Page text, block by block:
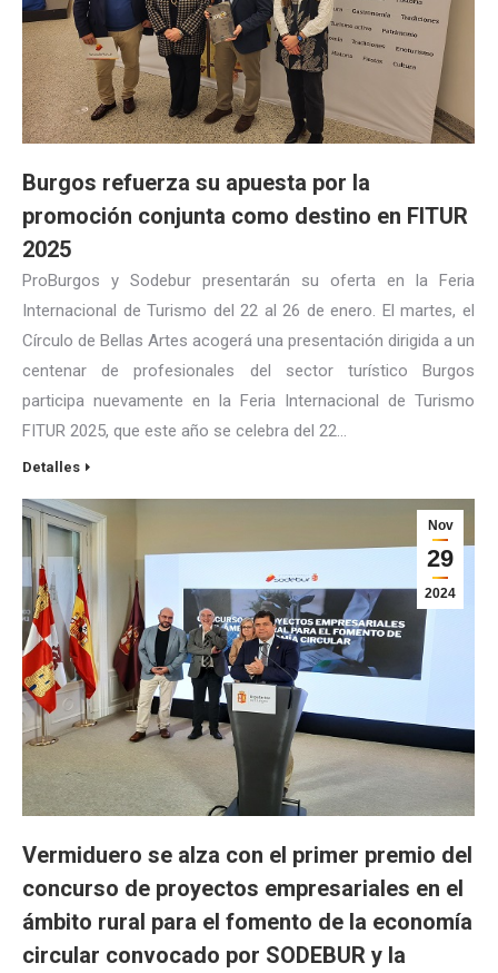
Burgos refuerza su apuesta por la
promoción conjunta como destino en FITUR
2025
ProBurgos y Sodebur presentarán su oferta en la Feria
Internacional de Turismo del 22 al 26 de enero. El martes, el
Círculo de Bellas Artes acogerá una presentación dirigida a un
centenar de profesionales del sector turístico Burgos
participa nuevamente en la Feria Internacional de Turismo
FITUR 2025, que este año se celebra del 22…
Detalles
Nov
29
2024
Vermiduero se alza con el primer premio del
concurso de proyectos empresariales en el
ámbito rural para el fomento de la economía
circular convocado por SODEBUR y la